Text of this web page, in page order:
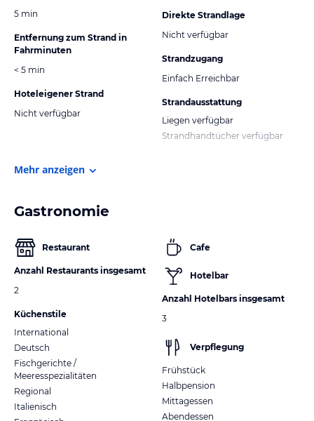
5 min
Entfernung zum Strand in
Fahrminuten
< 5 min
Hoteleigener Strand
Nicht verfügbar
Direkte Strandlage
Nicht verfügbar
Strandzugang
Einfach Erreichbar
Strandausstattung
Liegen verfügbar
Strandhandtücher verfügbar
Mehr anzeigen
Gastronomie
Restaurant
Anzahl Restaurants insgesamt
2
Küchenstile
International
Deutsch
Fischgerichte /
Meeresspezialitäten
Regional
Italienisch
Cafe
Hotelbar
Anzahl Hotelbars insgesamt
3
Verpflegung
Frühstück
Halbpension
Mittagessen
Abendessen